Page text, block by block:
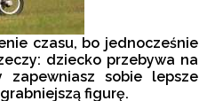
czasu, bo jednocześnie
dziecko przebywa na
sobie lepsze
figurę.